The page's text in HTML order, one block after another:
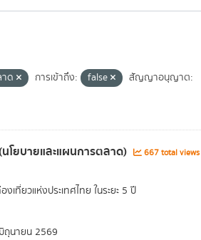
ด การเข้าถึง: false
สัญญาอนุญาต:
ยบายและแผนการตลาด) 667 total views
ที่ยวแห่งประเทศไทย ในระยะ 5 ปี
นายน 2569